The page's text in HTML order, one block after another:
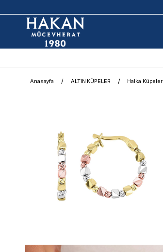
Anasayfa ALTIN KÜPELER Halka Küpeler